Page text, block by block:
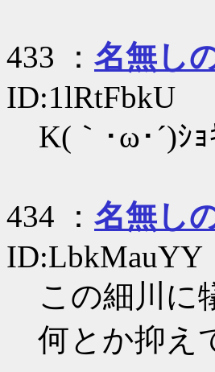
433 ： 名無し
ID:1lRtFbkU
K(｀･ω･´)ｼｮ
434 ： 名無し
ID:LbkMauYY
この細川に
何とか抑え